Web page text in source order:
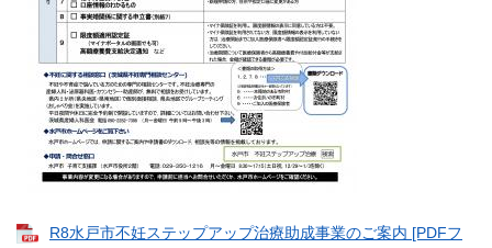
R8水戸市不妊ステップアップ治療助成事業のご案内 [PDFフ